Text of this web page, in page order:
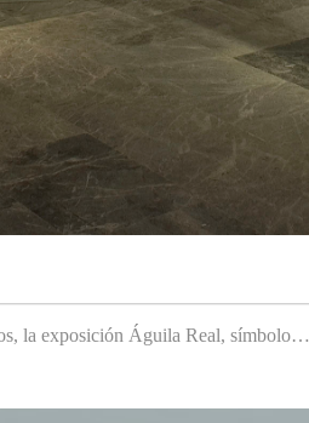
la exposición Águila Real, símbolo…